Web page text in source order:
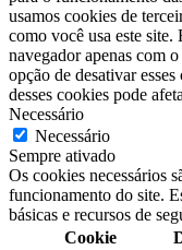
usamos cookies de
como você usa este site.
navegador apenas com
opção de desativar
desses cookies pode
Necessário
Necessário
Sempre ativado
Os cookies necessários
funcionamento do site.
básicas e recursos de
Cookie